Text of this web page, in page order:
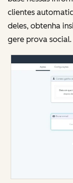
clientes
deles, obtenha
gere prova social.